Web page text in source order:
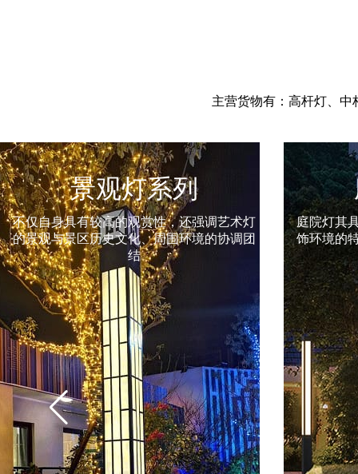
主营货物有：高杆灯、
庭院灯系列
庭院灯其具有多样性、美观性具有美化和装
饰环境的特点，所以也被称之为景观庭院灯
草坪灯的
市